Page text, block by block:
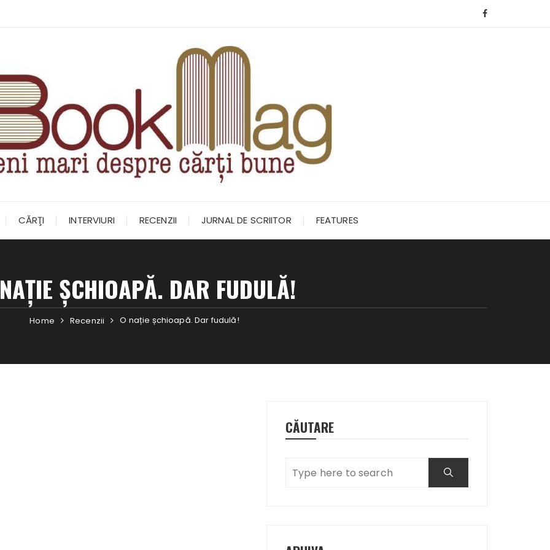
CĂRŢI INTERVIURI RECENZII JURNAL DE SCRIITOR FEATURES
ȘCHIOAPĂ. DAR FUDULĂ!
Home Recenzii O nație șchioapă. Dar fudulă!
CĂUTARE